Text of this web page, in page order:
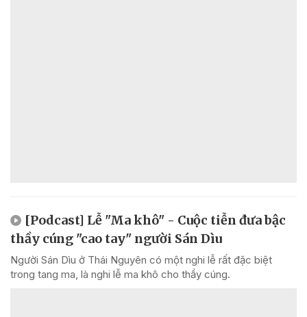
[Podcast] Lễ "Ma khô" - Cuộc tiễn đưa bậc
thầy cúng "cao tay" người Sán Dìu
Người Sán Dìu ở Thái Nguyên có một nghi lễ rất đặc biệt
trong tang ma, là nghi lễ ma khô cho thầy cúng.